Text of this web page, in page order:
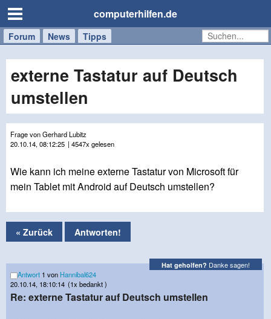
computerhilfen.de
Forum News Tipps
Handy
Tablet
Windows
Mac
externe Tastatur auf Deutsch
umstellen
Frage von Gerhard Lubitz
20.10.14, 08:12:25 | 4547x gelesen
Wie kann ich meine externe Tastatur von Microsoft für
mein Tablet mit Android auf Deutsch umstellen?
« Zurück Antworten!
Hat geholfen? Danke sagen!
Antwort 1 von Hannibal624
20.10.14, 18:10:14 (1x bedankt )
Re: externe Tastatur auf Deutsch umstellen